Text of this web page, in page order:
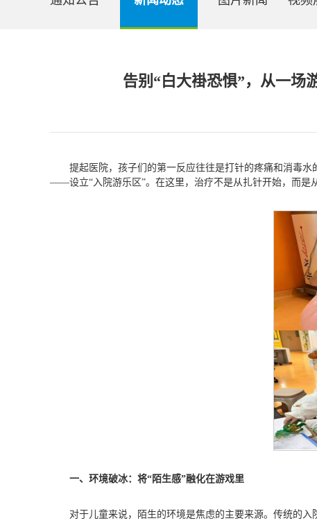
告别“白大褂恐惧”，从一
提起医院，孩子们的第一反应往往是打针的疼痛和消毒
——设立“入院游乐区”。在这里，治疗不是从扎针开始，而是
一、环境破冰：将“陌生感”融化在游戏里
对于儿童来说，陌生的环境是焦虑的主要来源。传统的